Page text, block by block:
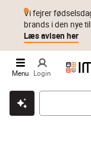
Klik & hent Byt i
Vi fejrer
brands i den nye
Læs avisen her
Menu Login